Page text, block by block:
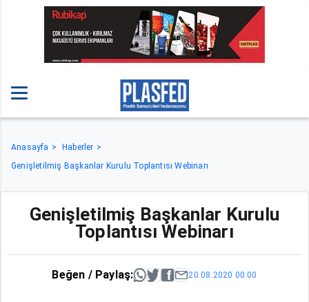
Anasayfa
Haberler
Genişletilmiş Başkanlar Kurulu Toplantısı Webinarı
Genişletilmiş Başkanlar Kurulu
Toplantısı Webinarı
Beğen / Paylaş: 20.08.2020 00:00